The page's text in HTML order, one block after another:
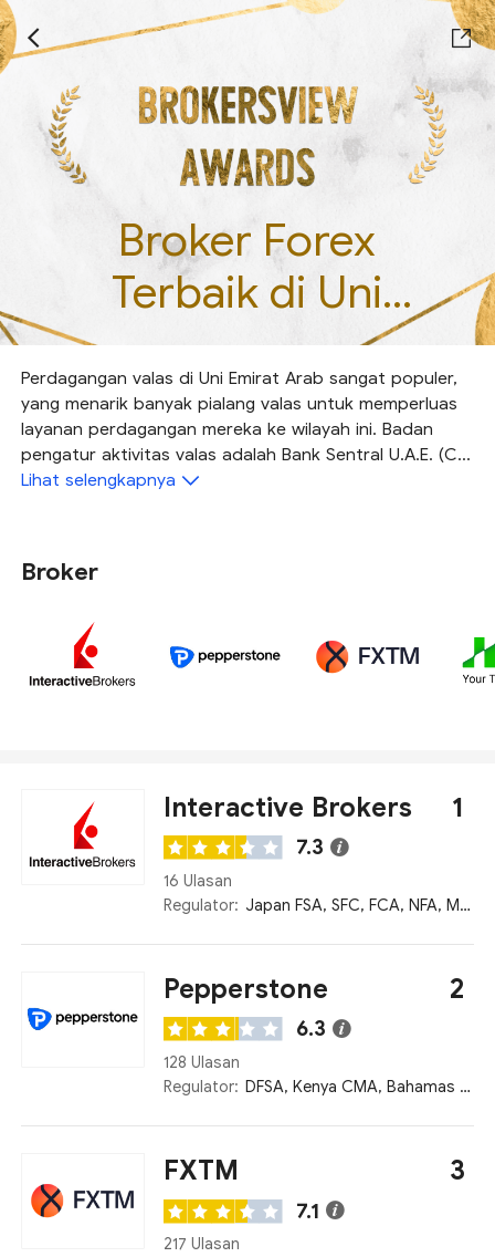
Broker Forex
Terbaik di Uni
Emirat Arab
Perdagangan valas di Uni Emirat Arab sangat populer,
yang menarik banyak pialang valas untuk memperluas
layanan perdagangan mereka ke wilayah ini. Badan
pengatur aktivitas valas adalah Bank Sentral U.A.E. (CB
UEA). Namun, broker forex yang menerima klien dari
kami memilih 十大 broker forex yang dilayani di Uni
Lihat selengkapnya
Broker
Interactive Brokers 1
7.3
16 Ulasan
Regulator:
Japan FSA, SFC, FCA, NFA, MAS, LBE, ASIC
Pepperstone 2
6.3
128 Ulasan
Regulator:
DFSA, Kenya CMA, Bahamas SCB, BaFin, ASIC, FCA, CySEC
FXTM 3
7.1
217 Ulasan